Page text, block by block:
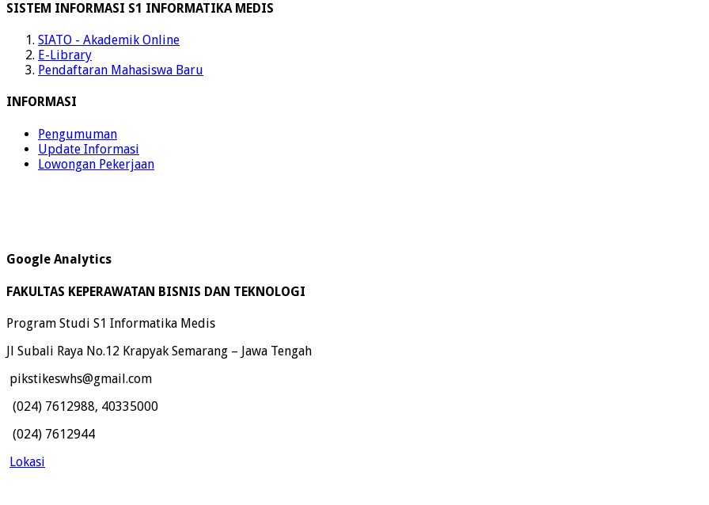
SISTEM INFORMASI S1 INFORMATIKA MEDIS
SIATO - Akademik Online
E-Library
Pendaftaran Mahasiswa Baru
INFORMASI
Pengumuman
Update Informasi
Lowongan Pekerjaan
Google Analytics
FAKULTAS KEPERAWATAN BISNIS DAN TEKNOLOGI
Program Studi S1 Informatika Medis
Jl Subali Raya No.12 Krapyak Semarang – Jawa Tengah
pikstikeswhs@gmail.com
(024) 7612988, 40335000
(024) 7612944
Lokasi